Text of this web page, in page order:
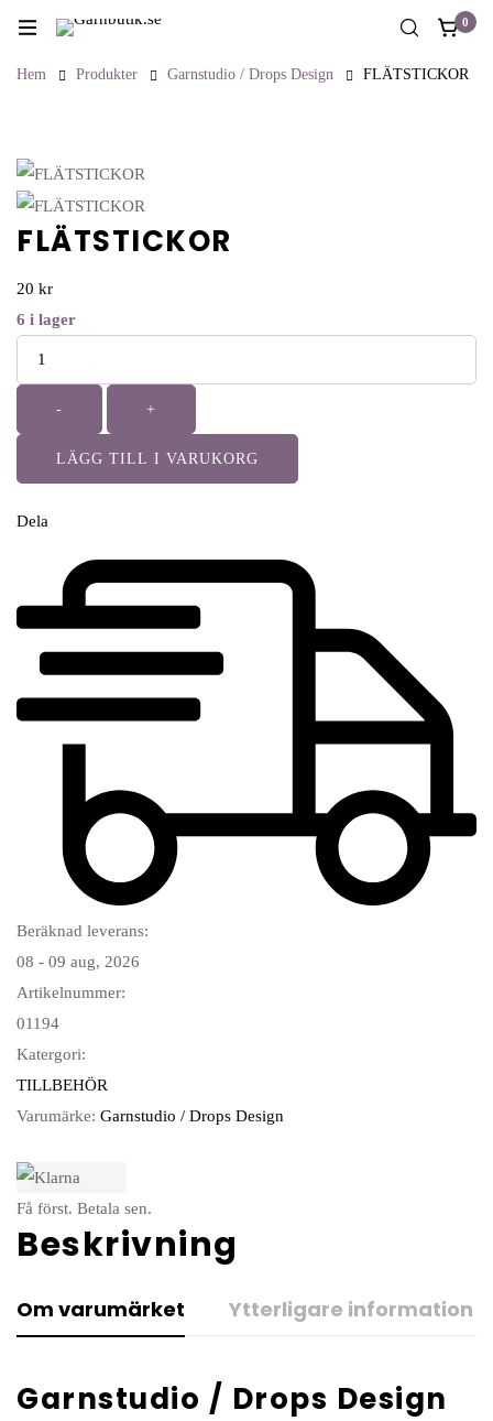
0
Hem Produkter Garnstudio / Drops Design FLÄTSTICKOR
FLÄTSTICKOR
20 kr
6 i lager
- +
LÄGG TILL I VARUKORG
Dela
Beräknad leverans:
08 - 09 aug, 2026
Artikelnummer:
01194
Katergori:
TILLBEHÖR
Varumärke: Garnstudio / Drops Design
Få först. Betala sen.
Beskrivning
Om varumärket Ytterligare information
Garnstudio / Drops Design